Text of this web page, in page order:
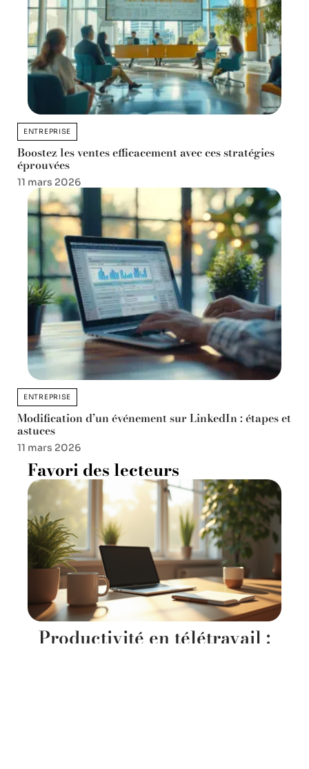
ENTREPRISE
Boostez les ventes efficacement avec ces stratégies
éprouvées
11 mars 2026
ENTREPRISE
Modification d’un événement sur LinkedIn : étapes et
astuces
11 mars 2026
Favori des lecteurs
Productivité en télétravail :